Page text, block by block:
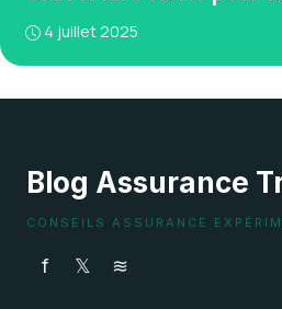
4 juillet 2025
Blog Assurance
CONSEILS ASSURANCE
f 𝕏 ≋